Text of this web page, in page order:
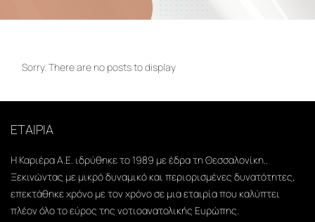
Sorry. There are no posts to display
ΕΤΑΙΡΙΑ
Η Καριέρα Α.Ε. ιδρύθηκε το 1989 με έδρα τη Θεσσαλονίκη..
Ξεκινώντας με μικρό δυναμικό και περιορισμένες δυνατότητες,
επεκτάθηκε χρόνο με τον χρόνο σε μια εταιρία που καλύπτει
πλέον όλο το εύρος της νοτιοανατολικής Ευρώπης.